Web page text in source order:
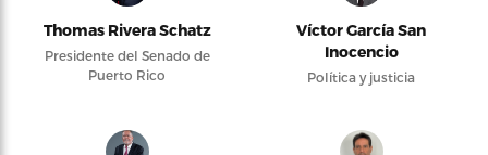
Thomas Rivera Schatz
Presidente del Senado de
Puerto Rico
Víctor García San
Inocencio
Política y justicia